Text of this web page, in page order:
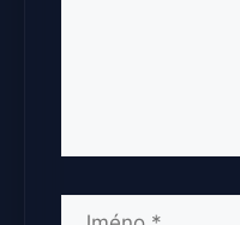
Jméno